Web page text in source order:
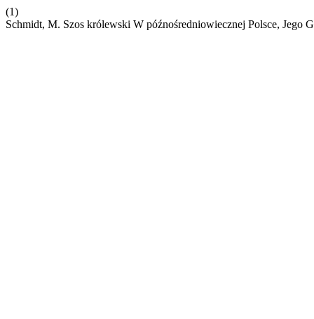
(1)
Schmidt, M. Szos królewski W późnośredniowiecznej Polsce, Jego